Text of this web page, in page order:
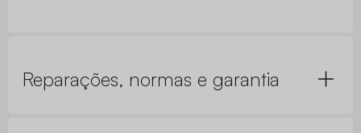
Reparações, normas e garantia